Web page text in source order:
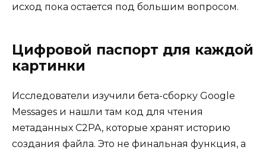
исход пока остается под большим вопросом.
Цифровой паспорт для каждой
картинки
Исследователи изучили бета-сборку Google
Messages и нашли там код для чтения
метаданных C2PA, которые хранят историю
создания файла. Это не финальная функция, а